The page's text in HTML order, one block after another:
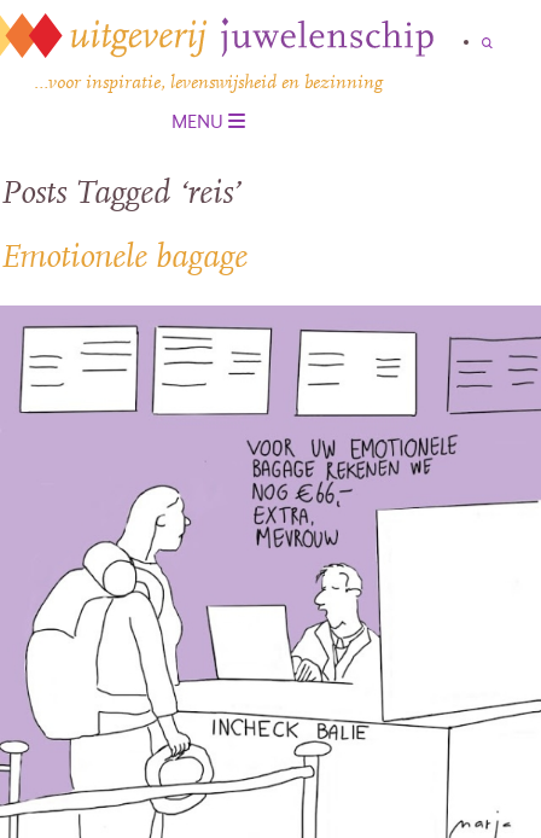
…voor inspiratie, levenswijsheid en bezinning
MENU
Posts Tagged ‘reis’
Emotionele bagage